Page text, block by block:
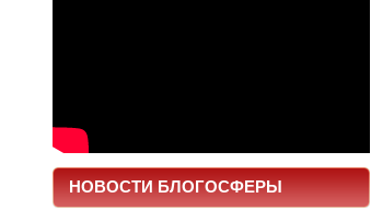
НОВОСТИ БЛОГОСФЕРЫ